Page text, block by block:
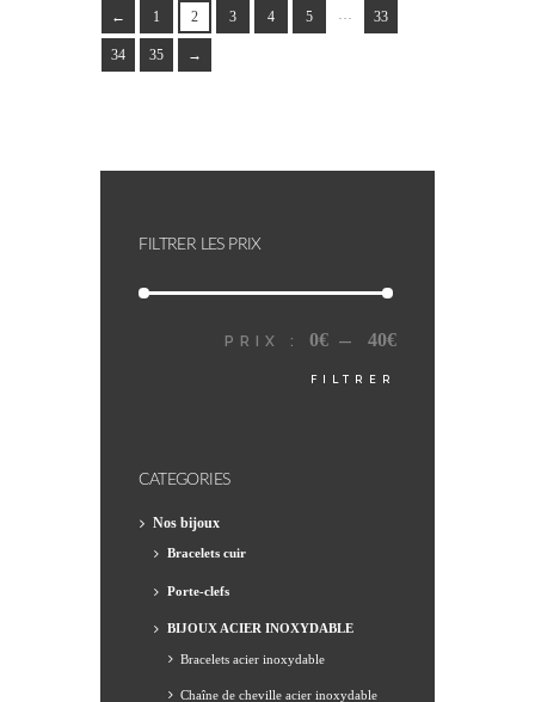
← 1 2 3 4 5 … 33
34 35 →
FILTRER LES PRIX
PRIX
PRIX
FILTRER
PRIX : 0€— 40€
CATEGORIES
Nos bijoux
Bracelets cuir
Porte-clefs
BIJOUX ACIER INOXYDABLE
Bracelets acier inoxydable
Chaîne de cheville acier inoxydable